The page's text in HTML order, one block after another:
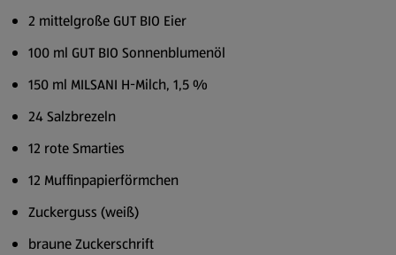
2 mittelgroße GUT BIO Eier
100 ml GUT BIO Sonnenblumenöl
150 ml MILSANI H-Milch, 1,5 %
24 Salzbrezeln
12 rote Smarties
12 Muffinpapierförmchen
Zuckerguss (weiß)
braune Zuckerschrift